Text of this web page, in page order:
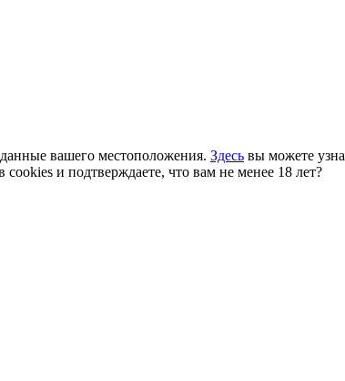
вашего местоположения. Здесь вы можете
и подтверждаете, что вам не менее 18 лет?